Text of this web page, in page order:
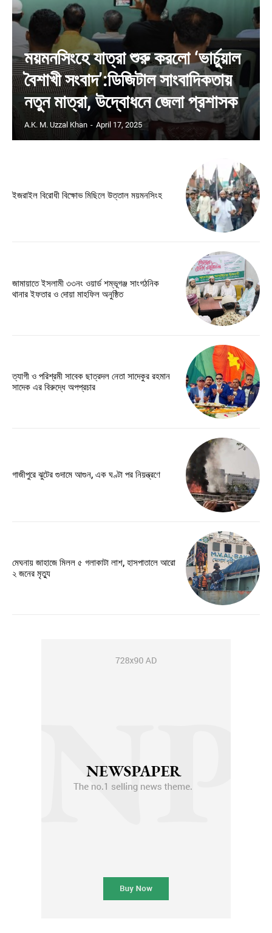
ময়মনসিংহে যাত্রা শুরু করলো ‘ভার্চুয়াল
বৈশাখী সংবাদ’:ডিজিটাল সাংবাদিকতায়
নতুন মাত্রা, উদ্বোধনে জেলা প্রশাসক
A.K. M. Uzzal Khan - April 17, 2025
ইজরাইল বিরোধী বিক্ষোভ মিছিলে উত্তাল ময়মনসিংহ
জামায়াতে ইসলামী ৩৩নং ওয়ার্ড শম্ভূগঞ্জ সাংগঠনিক
থানার ইফতার ও দোয়া মাহফিল অনুষ্ঠিত
ত্যাগী ও পরিশ্রমী সাবেক ছাত্রদল নেতা সাদেকুর রহমান
সাদেক এর বিরুদ্ধে অপপ্রচার
গাজীপুরে ঝুটের গুদামে আগুন, এক ঘণ্টা পর নিয়ন্ত্রণে
মেঘনায় জাহাজে মিলল ৫ গলাকাটা লাশ, হাসপাতালে আরো
২ জনের মৃত্যু